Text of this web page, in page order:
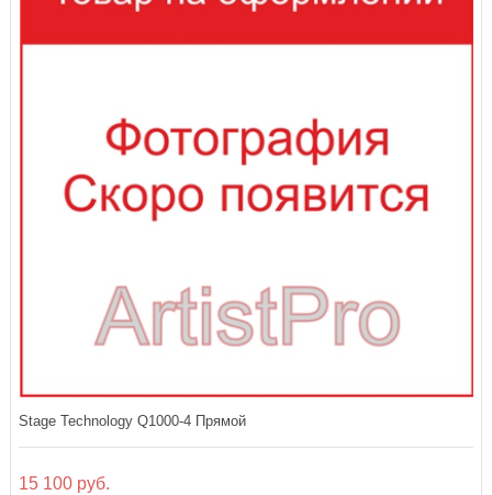
Stage Technology Q1000-4 Прямой
15 100 руб.